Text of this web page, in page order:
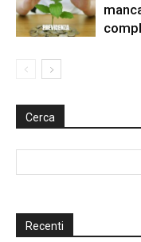
Cerca
Recenti